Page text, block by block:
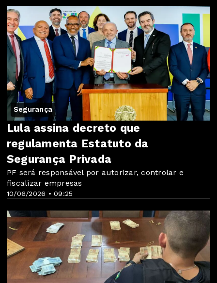
Segurança
10/06/2026 • 09:25
Lula assina decreto que
regulamenta Estatuto da
Segurança Privada
PF será responsável por autorizar, controlar e
fiscalizar empresas